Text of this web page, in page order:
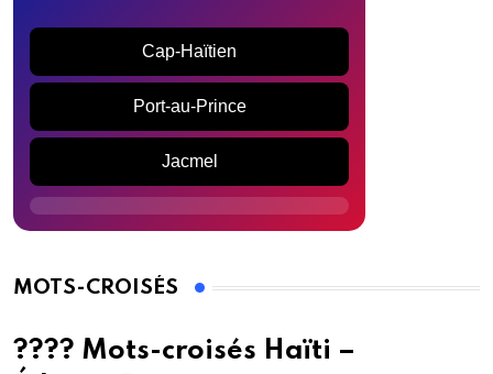
Cap-Haïtien
Port-au-Prince
Jacmel
MOTS-CROISÉS
???? Mots-croisés Haïti –